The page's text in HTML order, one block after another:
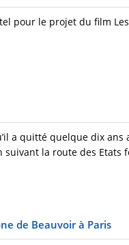
pour le projet du film
a quitté quelque dix
suivant la route des Etats
de Beauvoir à Paris